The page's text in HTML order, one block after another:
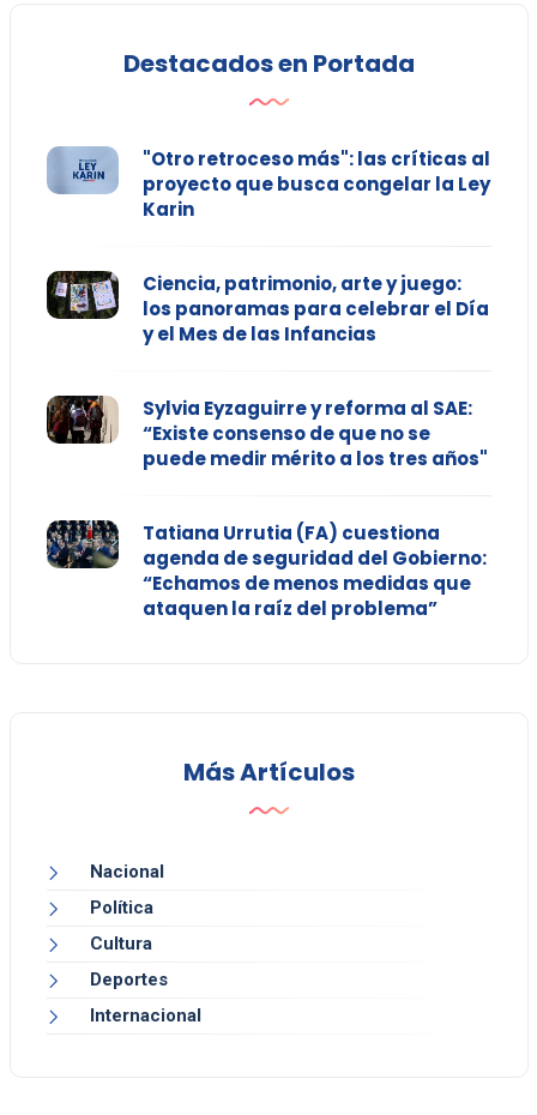
Destacados en Portada
"Otro retroceso más": las críticas al
proyecto que busca congelar la Ley
Karin
Ciencia, patrimonio, arte y juego:
los panoramas para celebrar el Día
y el Mes de las Infancias
Sylvia Eyzaguirre y reforma al SAE:
“Existe consenso de que no se
puede medir mérito a los tres años"
Tatiana Urrutia (FA) cuestiona
agenda de seguridad del Gobierno:
“Echamos de menos medidas que
ataquen la raíz del problema”
Más Artículos
Nacional
Política
Cultura
Deportes
Internacional